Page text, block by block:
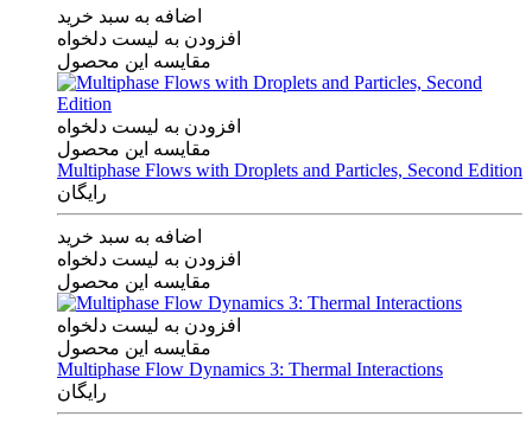
اضافه به سبد خرید
افزودن به لیست دلخواه
مقایسه این محصول
افزودن به لیست دلخواه
مقایسه این محصول
Multiphase Flows with Droplets and Particles, Second Edition
رایگان
اضافه به سبد خرید
افزودن به لیست دلخواه
مقایسه این محصول
افزودن به لیست دلخواه
مقایسه این محصول
Multiphase Flow Dynamics 3: Thermal Interactions
رایگان